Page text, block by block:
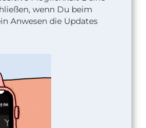
wenn Du beim
Anwesen die Updates